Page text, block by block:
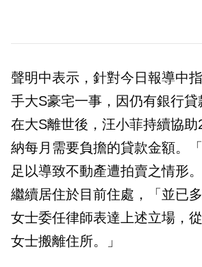
聲明中表示，針對今日報導中
手大S豪宅一事，因仍有銀行貸
在大S離世後，汪小菲持續協
納每月需要負擔的貸款金額。
足以導致不動產遭拍賣之情形
繼續居住於目前住處，「並已
女士委任律師表達上述立場，
女士搬離住所。」